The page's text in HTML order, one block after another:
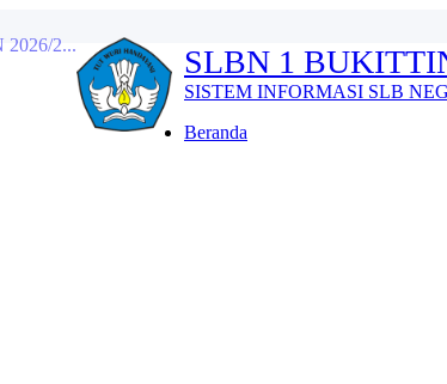
SLBN 1 BUKITTINGGI
SISTEM INFORMASI SLB NEGERI 1
Beranda